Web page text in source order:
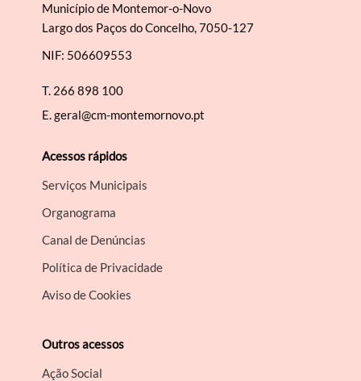
Termo de Pesquisa
Categorias gerais
Filtros
Município de Montemor-o-Novo
Largo dos Paços do Concelho, 7050-127
NIF: 506609553
T. 266 898 100
E.geral@cm-montemornovo.pt
Acessos rápidos
Serviços Municipais
Organograma
Canal de Denúncias
Política de Privacidade
Aviso de Cookies
Outros acessos
Ação Social